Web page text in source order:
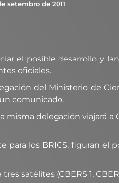
setembro de 2011
el posible desarrollo y
oficiales.
del Ministerio de
comunicado.
misma delegación viajará
para los BRICS, figuran
satélites (CBERS 1,